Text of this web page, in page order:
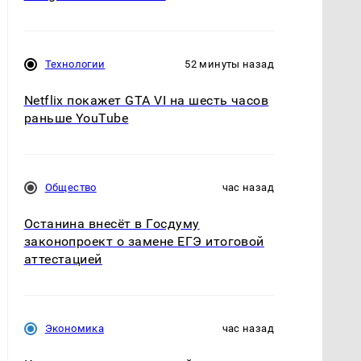
Технологии 52 минуты назад
Netflix покажет GTA VI на шесть часов
раньше YouTube
Общество час назад
Останина внесёт в Госдуму
законопроект о замене ЕГЭ итоговой
аттестацией
Экономика час назад